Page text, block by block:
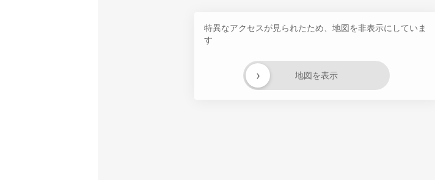
特異なアクセスが見られたため、地図を非表示にしていま
す
地図を表示
›